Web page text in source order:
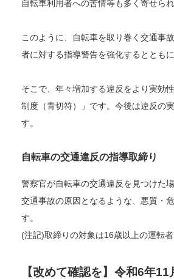
自転車利用者への苦情等も多く寄せら
このように、自転車を取り巻く交通事
者に対する指導警告を強化するととも
そこで、年々増加する違反をより実効
制度（青切符）」です。今後は違反の
す。
自転車の交通違反の指導取締り
警察官が自転車の交通違反を見つけた
交通事故の原因となるような、悪質・
す。
(注記)取締りの対象は16歳以上の運転
【改めて確認を】 令和6年11